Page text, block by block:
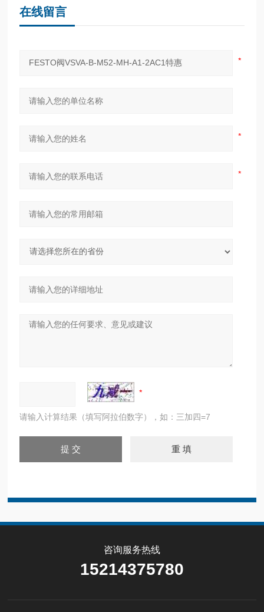
在线留言
请输入计算结果（填写阿拉伯数字），如：三加四=7
咨询服务热线
15214375780